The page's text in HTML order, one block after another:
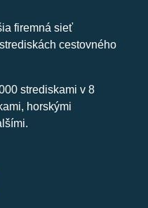
firemná sieť
cestovného
strediskami v 8
horskými